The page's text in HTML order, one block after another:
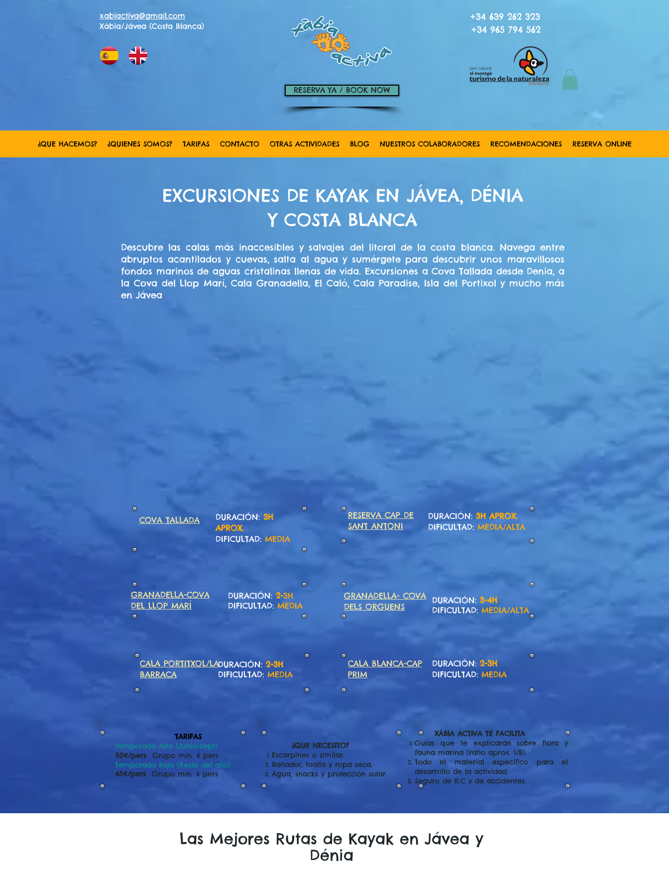
xabiactiva@gmail.com
Xàbia/Jávea (Costa Blanca)
RESERVA YA / BOOK NOW
+34 639 262 323
+34 965 794 562
¿QUE HACEMOS? ¿QUIENES SOMOS? TARIFAS CONTACTO OTRAS ACTIVIDADES BLOG NUESTROS COLABORADORES RECOMENDACIONES RESERVA ONLINE
EXCURSIONES DE KAYAK EN JÁVEA, DÉNIA
Y COSTA BLANCA
Descubre las calas más inaccesibles y salvajes del litoral de la costa blanca. Navega entre
abruptos acantilados y cuevas, salta al agua y sumérgete para descubrir unos maravillosos
fondos marinos de aguas cristalinas llenas de vida. Excursiones a Cova Tallada desde Denia, a
la Cova del Llop Marí, Cala Granadella, El Caló, Cala Paradise, Isla del Portixol y mucho más
en Jávea
DURACIÓN: 3H
APROX.
DIFICULTAD: MEDIA
COVA TALLADA
RESERVA CAP DE
SANT ANTONI
DURACIÓN: 3H APROX.
DIFICULTAD: MEDIA/ALTA
GRANADELLA-COVA
DEL LLOP MARÍ
DURACIÓN: 2-3H
DIFICULTAD: MEDIA
GRANADELLA- COVA
DELS ORGUENS
DURACIÓN: 3-4H
DIFICULTAD: MEDIA/ALTA
CALA PORTITXOL/LA
BARRACA
DURACIÓN: 2-3H
DIFICULTAD: MEDIA
CALA BLANCA-CAP
PRIM
DURACIÓN: 2-3H
DIFICULTAD: MEDIA
TARIFAS
Temporada Alta (Junio-Sept)
50€/pers Grupo mín. 4 pers
Temporada Baja (Resto del año)
45€/pers Grupo mín. 4 pers
¿QUE NECESITO?
Escarpines o similar.
Bañador, toalla y ropa seca.
Agua, snacks y protección solar.
XÀBIA ACTIVA TE FACILITA
Guías que te explicarán sobre flora y
fauna marina (ratio aprox. 1/8).
Todo el material específico para el
desarrollo de la actividad.
Seguro de R.C y de accidentes.
Las Mejores Rutas de Kayak en Jávea y
Dénia